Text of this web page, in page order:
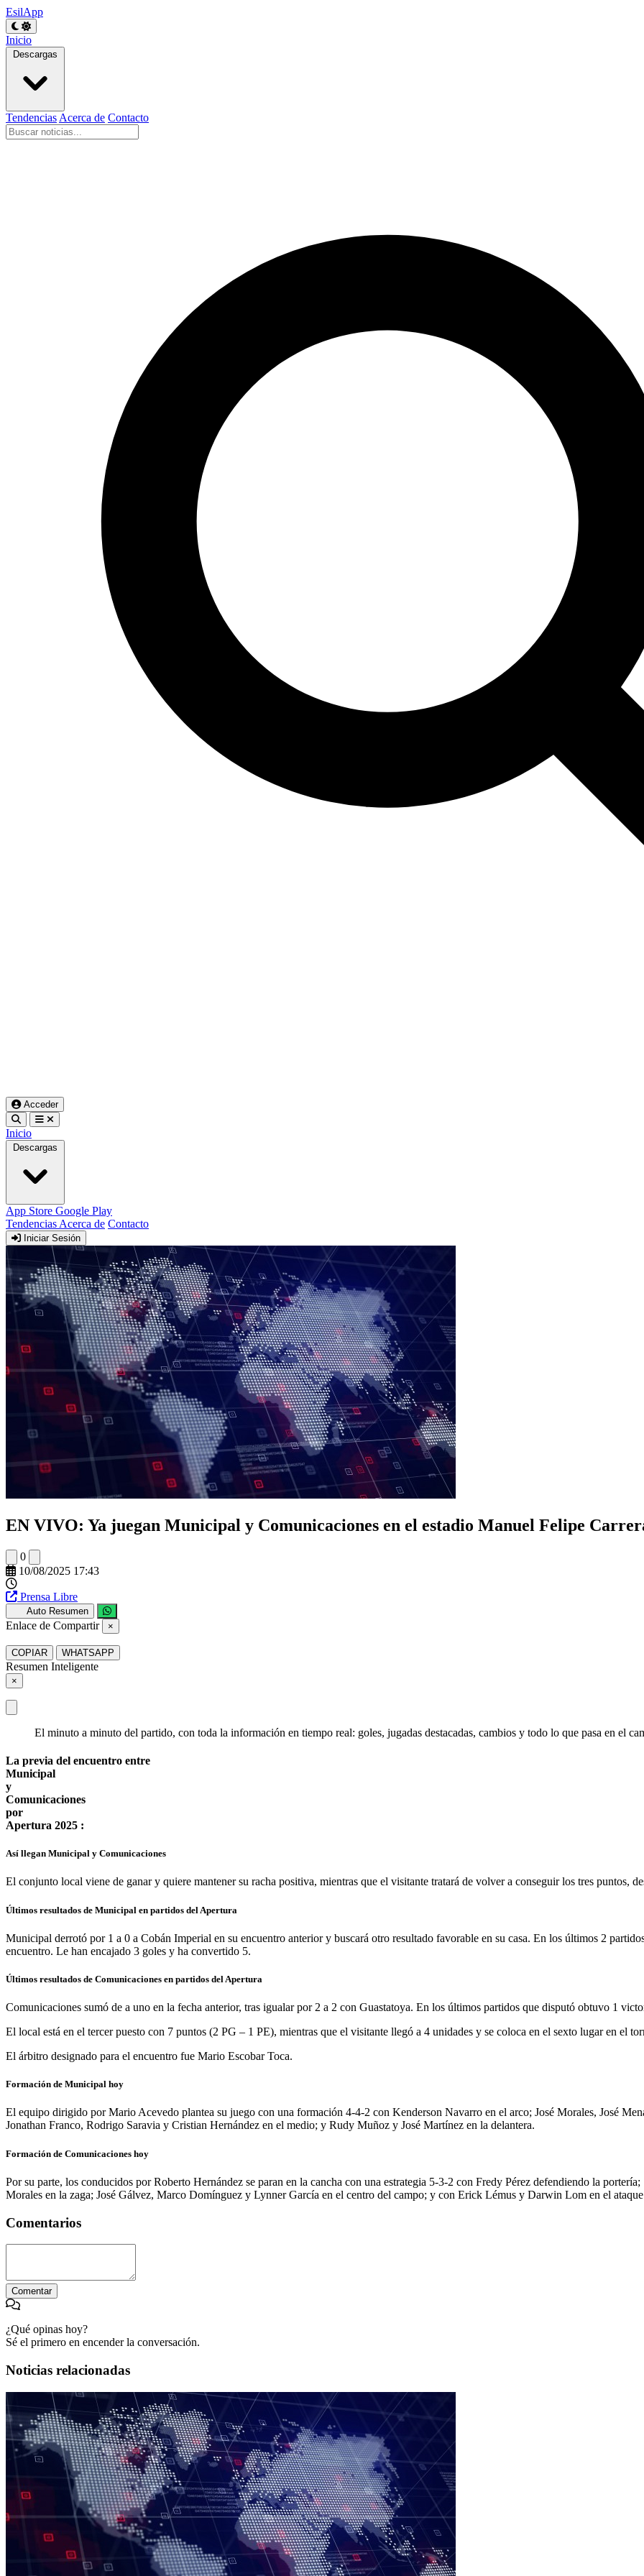
EsilApp
Inicio
Descargas
Tendencias Acerca de Contacto
Acceder
Inicio
Descargas
App Store Google Play
Tendencias Acerca de Contacto
Iniciar Sesión
EN VIVO: Ya juegan Municipal y Comunicaciones en el estadio Manuel Felipe
0
10/08/2025 17:43
Prensa Libre
Auto Resumen
Enlace de Compartir ×
COPIAR WHATSAPP
Resumen Inteligente
×
El minuto a minuto del partido, con toda la información en tiempo real: goles, jugadas destacadas, cambios y todo lo que pasa en el
La previa del encuentro entre
Municipal
y
Comunicaciones
por
Apertura 2025 :
Así llegan Municipal y Comunicaciones
El conjunto local viene de ganar y quiere mantener su racha positiva, mientras que el visitante tratará de volver a conseguir los tres puntos,
Últimos resultados de Municipal en partidos del Apertura
Municipal derrotó por 1 a 0 a Cobán Imperial en su encuentro anterior y buscará otro resultado favorable en su casa. En los últimos 2
encuentro. Le han encajado 3 goles y ha convertido 5.
Últimos resultados de Comunicaciones en partidos del Apertura
Comunicaciones sumó de a uno en la fecha anterior, tras igualar por 2 a 2 con Guastatoya. En los últimos partidos que disputó obtuvo 1
El local está en el tercer puesto con 7 puntos (2 PG – 1 PE), mientras que el visitante llegó a 4 unidades y se coloca en el sexto lugar en el
El árbitro designado para el encuentro fue Mario Escobar Toca.
Formación de Municipal hoy
El equipo dirigido por Mario Acevedo plantea su juego con una formación 4-4-2 con Kenderson Navarro en el arco; José Morales, José
Jonathan Franco, Rodrigo Saravia y Cristian Hernández en el medio; y Rudy Muñoz y José Martínez en la delantera.
Formación de Comunicaciones hoy
Por su parte, los conducidos por Roberto Hernández se paran en la cancha con una estrategia 5-3-2 con Fredy Pérez defendiendo la
Morales en la zaga; José Gálvez, Marco Domínguez y Lynner García en el centro del campo; y con Erick Lémus y Darwin Lom en el
Comentarios
Comentar
¿Qué opinas hoy?
Sé el primero en encender la conversación.
Noticias relacionadas